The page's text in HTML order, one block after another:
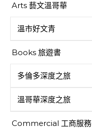
Arts 藝文溫哥華
溫市好文青
Books 旅遊書
多倫多深度之旅
溫哥華深度之旅
Commercial 工商服務